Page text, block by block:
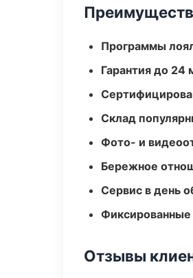
Программы
Гарантия до 24
Склад
Фото- и
Бережное
Сервис в день
Отзывы